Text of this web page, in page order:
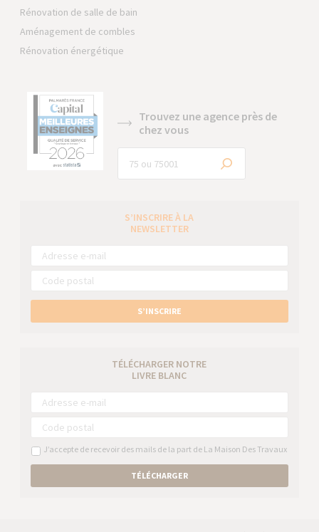
Rénovation de salle de bain
Aménagement de combles
Rénovation énergétique
Trouvez une agence près de
chez vous
S’INSCRIRE À LA
NEWSLETTER
S’INSCRIRE
TÉLÉCHARGER NOTRE
LIVRE BLANC
J’accepte de recevoir des mails de la part de La Maison Des Travaux
TÉLÉCHARGER